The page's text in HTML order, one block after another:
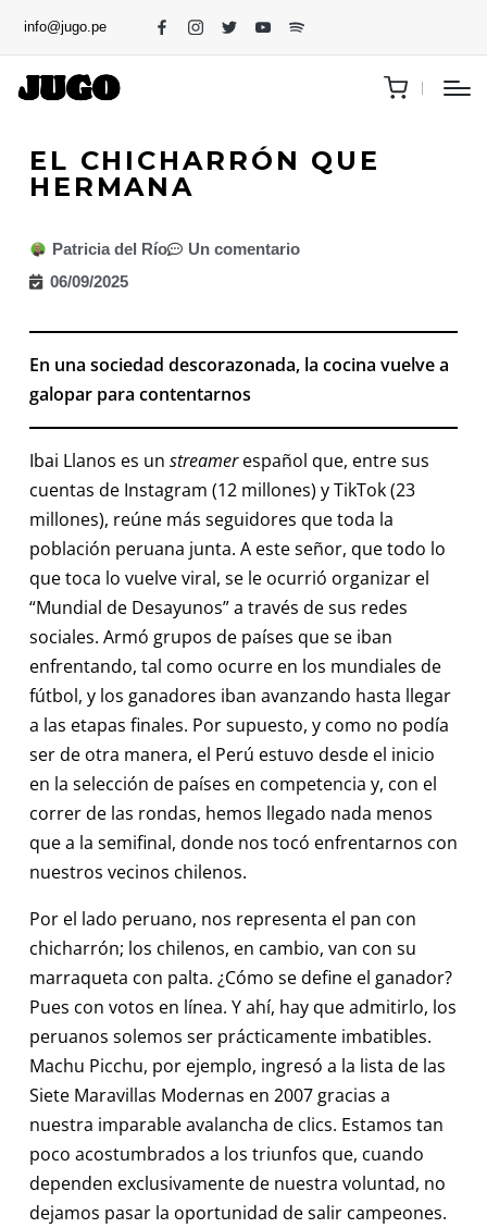
info@jugo.pe
EL CHICHARRÓN QUE
HERMANA
Patricia del Río
Un comentario
06/09/2025
En una sociedad descorazonada, la cocina vuelve a
galopar para contentarnos
Ibai Llanos es un streamerespañol que, entre sus
cuentas de Instagram (12 millones) y TikTok (23
millones), reúne más seguidores que toda la
población peruana junta. A este señor, que todo lo
que toca lo vuelve viral, se le ocurrió organizar el
“Mundial de Desayunos” a través de sus redes
sociales. Armó grupos de países que se iban
enfrentando, tal como ocurre en los mundiales de
fútbol, y los ganadores iban avanzando hasta llegar
a las etapas finales. Por supuesto, y como no podía
ser de otra manera, el Perú estuvo desde el inicio
en la selección de países en competencia y, con el
correr de las rondas, hemos llegado nada menos
que a la semifinal, donde nos tocó enfrentarnos con
nuestros vecinos chilenos.
Por el lado peruano, nos representa el pan con
chicharrón; los chilenos, en cambio, van con su
marraqueta con palta. ¿Cómo se define el ganador?
Pues con votos en línea. Y ahí, hay que admitirlo, los
peruanos solemos ser prácticamente imbatibles.
Machu Picchu, por ejemplo, ingresó a la lista de las
Siete Maravillas Modernas en 2007 gracias a
nuestra imparable avalancha de clics. Estamos tan
poco acostumbrados a los triunfos que, cuando
dependen exclusivamente de nuestra voluntad, no
dejamos pasar la oportunidad de salir campeones.